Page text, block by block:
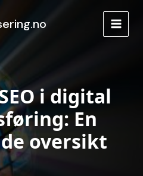
MAIN
i digital
En
oversikt